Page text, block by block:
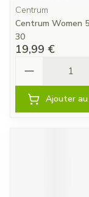
Centrum
Centrum Women
30
19,99 €
Ajouter